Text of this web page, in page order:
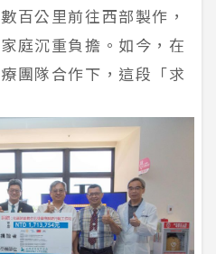
百公里前往西部製作，
庭沉重負擔。如今，在
團隊合作下，這段「求